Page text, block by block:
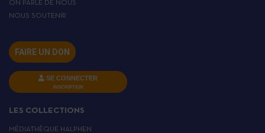
ON PARLE DE NOUS
NOUS SOUTENIR
FAIRE UN DON
SE CONNECTER
INSCRIPTION
LES COLLECTIONS
MÉDIATHÈQUE HALPHEN